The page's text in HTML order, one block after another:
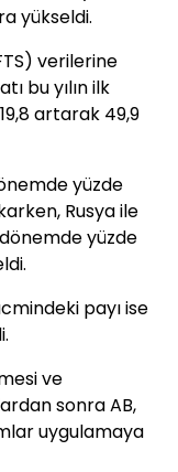
yükseldi.
verilerine
bu yılın ilk
artarak 49,9
yüzde
Rusya ile
yüzde
payı ise
ve
sonra AB,
uygulamaya